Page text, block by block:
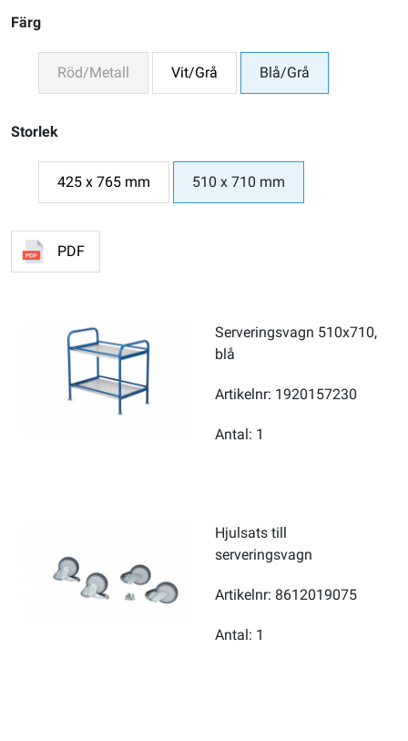
Färg
Röd/Metall Vit/Grå Blå/Grå
Storlek
425 x 765 mm 510 x 710 mm
PDF
Serveringsvagn 510x710,
blå
Artikelnr: 1920157230
Antal: 1
Hjulsats till
serveringsvagn
Artikelnr: 8612019075
Antal: 1